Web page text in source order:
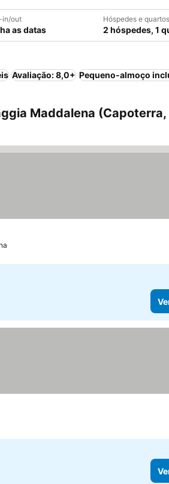
in/out
as datas
Hóspedes e quartos
2 hóspedes, 1
Avaliação: 8,0+ Pequeno-almoço
Maddalena (Capoterra,